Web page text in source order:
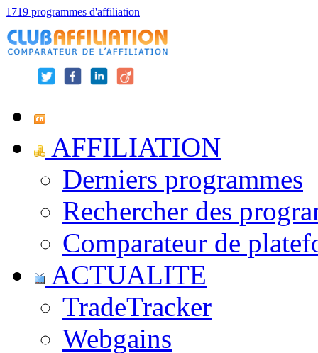
1719 programmes d'affiliation
AFFILIATION
Derniers programmes
Rechercher des
Comparateur de
ACTUALITE
TradeTracker
Webgains